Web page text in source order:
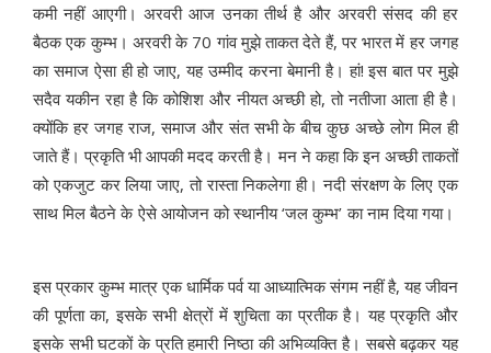
कमी नहीं आएगी। अरवरी आज उनका तीर्थ है और अरवरी संसद की हर
बैठक एक कुम्भ। अरवरी के 70 गांव मुझे ताकत देते हैं, पर भारत में हर जगह
का समाज ऐसा ही हो जाए, यह उम्मीद करना बेमानी है। हां! इस बात पर मुझे
सदैव यकीन रहा है कि कोशिश और नीयत अच्छी हो, तो नतीजा आता ही है।
क्योंकि हर जगह राज, समाज और संत सभी के बीच कुछ अच्छे लोग मिल ही
जाते हैं। प्रकृति भी आपकी मदद करती है। मन ने कहा कि इन अच्छी ताकतों
को एकजुट कर लिया जाए, तो रास्ता निकलेगा ही। नदी संरक्षण के लिए एक
साथ मिल बैठने के ऐसे आयोजन को स्थानीय ‘जल कुम्भ’ का नाम दिया गया।
इस प्रकार कुम्भ मात्र एक धार्मिक पर्व या आध्यात्मिक संगम नहीं है, यह जीवन
की पूर्णता का, इसके सभी क्षेत्रों में शुचिता का प्रतीक है। यह प्रकृति और
इसके सभी घटकों के प्रति हमारी निष्ठा की अभिव्यक्ति है। सबसे बढ़कर यह